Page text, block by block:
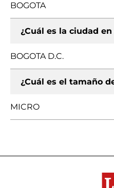
BOGOTA
¿Cuál es la ciudad
BOGOTA D.C.
¿Cuál es el tamaño
MICRO